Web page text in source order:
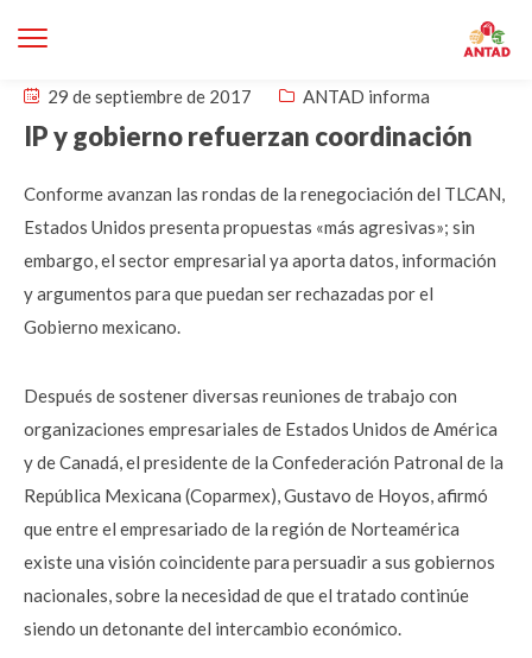
29 de septiembre de 2017 ANTAD informa
IP y gobierno refuerzan coordinación
Conforme avanzan las rondas de la renegociación del TLCAN,
Estados Unidos presenta propuestas «más agresivas»; sin
embargo, el sector empresarial ya aporta datos, información
y argumentos para que puedan ser rechazadas por el
Gobierno mexicano.
Después de sostener diversas reuniones de trabajo con
organizaciones empresariales de Estados Unidos de América
y de Canadá, el presidente de la Confederación Patronal de la
República Mexicana (Coparmex), Gustavo de Hoyos, afirmó
que entre el empresariado de la región de Norteamérica
existe una visión coincidente para persuadir a sus gobiernos
nacionales, sobre la necesidad de que el tratado continúe
siendo un detonante del intercambio económico.